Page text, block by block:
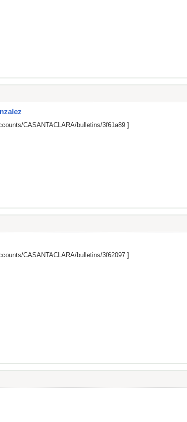
CASANTACLARA/bulletins/3f61a89 ]
CASANTACLARA/bulletins/3f62097 ]